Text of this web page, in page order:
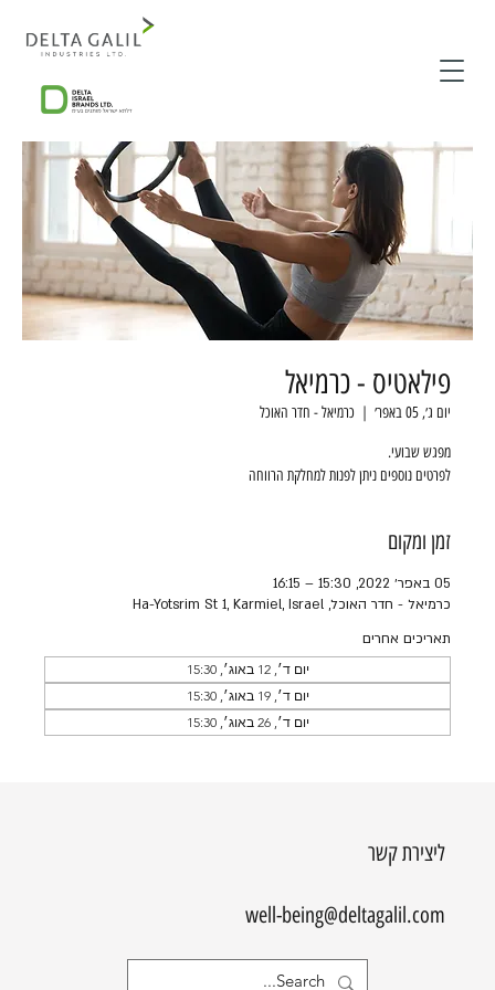
פילאטיס - כרמיאל
יום ג׳, 05 באפר׳
  |
כרמיאל - חדר האוכל
לפרטים נוספים ניתן לפנות למחלקת הרווחה
זמן ומקום
05 באפר׳ 2022, 15:30 – 16:15
כרמיאל - חדר האוכל, Ha-Yotsrim St 1, Karmiel, Israel
תאריכים אחרים
יום ד׳, 12 באוג׳, 15:30
יום ד׳, 19 באוג׳, 15:30
יום ד׳, 26 באוג׳, 15:30
ליצירת קשר
well-being@deltagalil.com